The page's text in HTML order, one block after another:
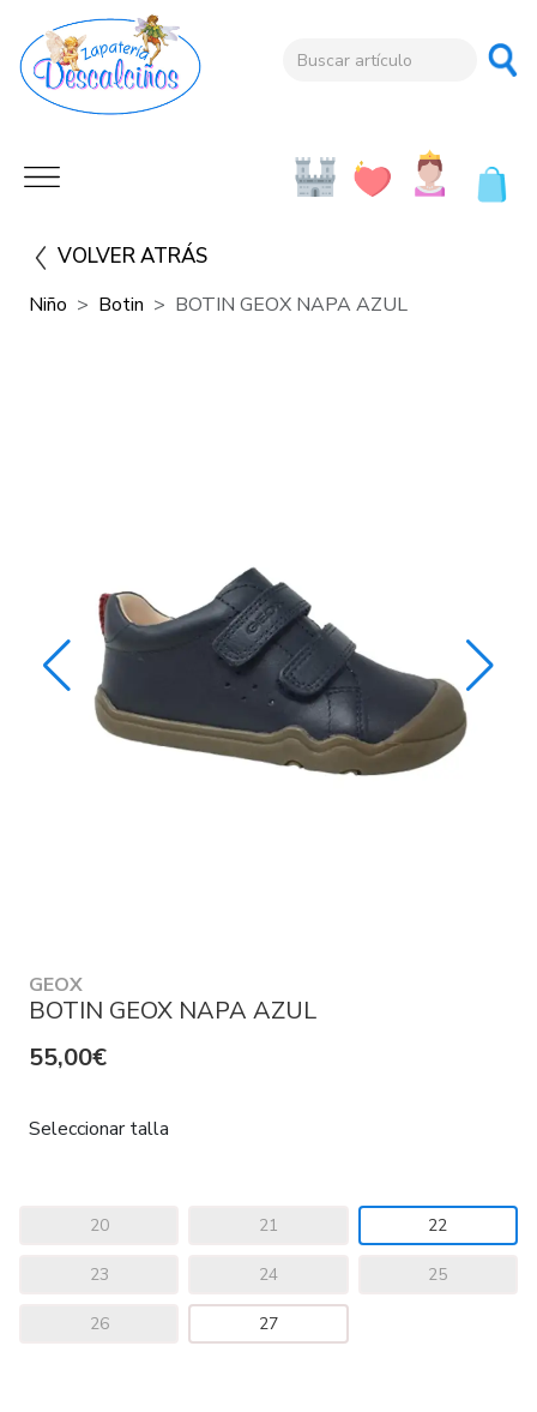
VOLVER ATRÁS
Niño Botin BOTIN GEOX NAPA AZUL
GEOX
BOTIN GEOX NAPA AZUL
55,00€
Seleccionar talla
20 21 22
23 24 25
26 27